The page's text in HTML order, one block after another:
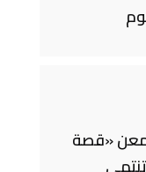
«قصة